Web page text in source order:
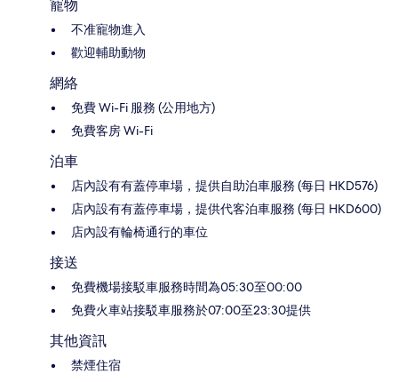
寵物
不准寵物進入
歡迎輔助動物
網絡
免費 Wi-Fi 服務 (公用地方)
免費客房 Wi-Fi
泊車
店內設有有蓋停車場，提供自助泊車服務 (每日 HKD576)
店內設有有蓋停車場，提供代客泊車服務 (每日 HKD600)
店內設有輪椅通行的車位
接送
免費機場接駁車服務時間為05:30至00:00
免費火車站接駁車服務於07:00至23:30提供
其他資訊
禁煙住宿